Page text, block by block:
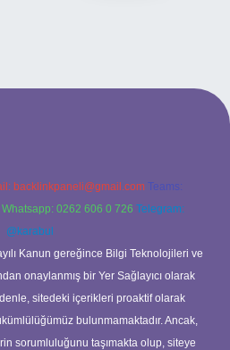
backlinkpaneli@gmail.com Teams:
Whatsapp: 0262 606 0 726 Telegram:
@karabul
Kanun gereğince Bilgi Teknolojileri ve
onaylanmış bir Yer Sağlayıcı olarak
sitedeki içerikleri proaktif olarak
bulunmamaktadır. Ancak,
sorumluluğunu taşımakta olup, siteye